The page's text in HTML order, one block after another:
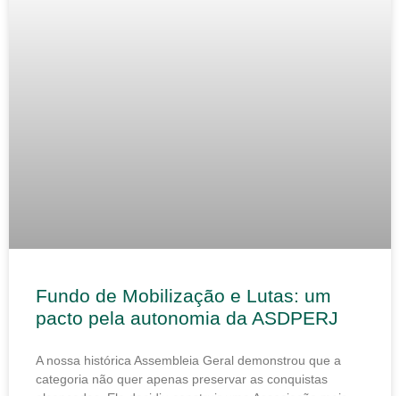
Fundo de Mobilização e Lutas: um
pacto pela autonomia da ASDPERJ
A nossa histórica Assembleia Geral demonstrou que a
categoria não quer apenas preservar as conquistas